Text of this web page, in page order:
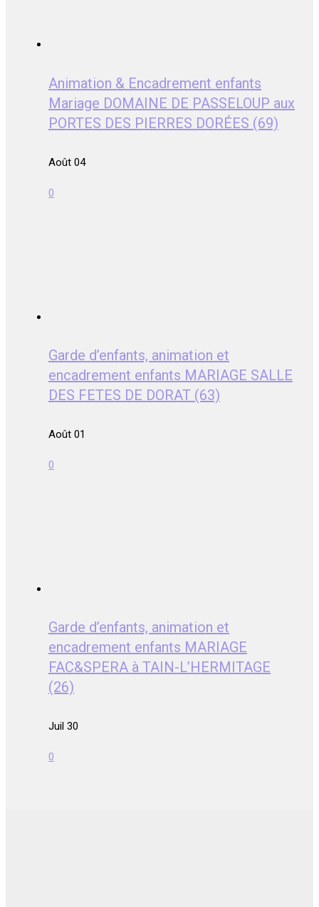
Animation & Encadrement enfants
Mariage DOMAINE DE PASSELOUP aux
PORTES DES PIERRES DORÉES (69)
Août 04
0
Garde d’enfants, animation et
encadrement enfants MARIAGE SALLE
DES FETES DE DORAT (63)
Août 01
0
Garde d’enfants, animation et
encadrement enfants MARIAGE
FAC&SPERA à TAIN-L’HERMITAGE
(26)
Juil 30
0